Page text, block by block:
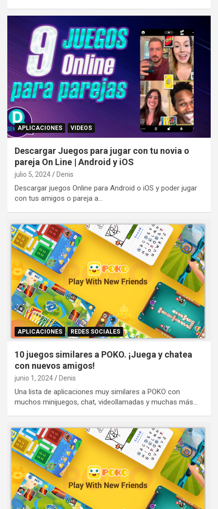
APLICACIONES VIDEOS
Descargar Juegos para jugar con tu novia o
pareja On Line | Android y iOS
julio 5, 2024 Denis
Descargar juegos Online para Android o iOS y poder jugar
con tus amigos o pareja a…
APLICACIONES REDES SOCIALES
10 juegos similares a POKO. ¡Juega y chatea
con nuevos amigos!
junio 1, 2024 Denis
Una lista de aplicaciones muy similares a POKO con
muchos minijuegos, chat, videollamadas y muchas más…